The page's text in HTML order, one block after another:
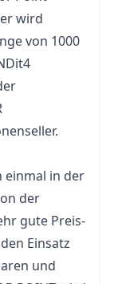
wird
von 1000
einmal in der
der
gute Preis-
Einsatz
und